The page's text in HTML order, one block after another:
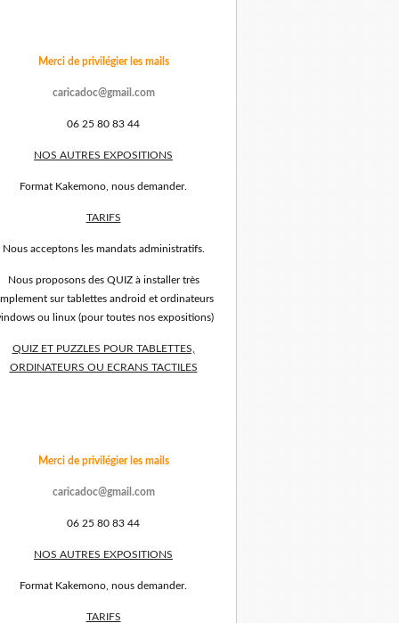
Merci de privilégier les mails
caricadoc@gmail.com
06 25 80 83 44
NOS AUTRES EXPOSITIONS
Format Kakemono, nous demander.
TARIFS
Nous acceptons les mandats administratifs.
Nous proposons des QUIZ à installer très
sur tablettes android et ordinateurs
ou linux (pour toutes nos expositions)
QUIZ ET PUZZLES POUR TABLETTES,
ORDINATEURS OU ECRANS TACTILES
Merci de privilégier les mails
caricadoc@gmail.com
06 25 80 83 44
NOS AUTRES EXPOSITIONS
Format Kakemono, nous demander.
TARIFS